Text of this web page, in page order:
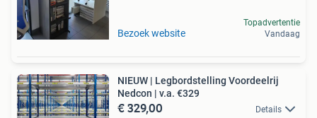
Bezoek website
Topadvertentie
Vandaag
NIEUW | Legbordstelling Voordeelrij
Nedcon | v.a. €329
€ 329,00 Details